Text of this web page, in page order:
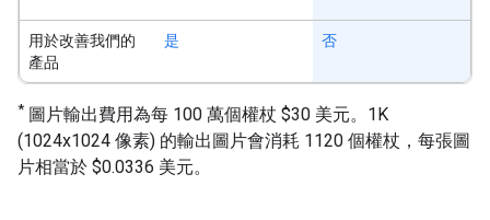
用於改善我們的
產品
是 否
* 圖片輸出費用為每 100 萬個權杖 $30 美元。1K
(1024x1024 像素) 的輸出圖片會消耗 1120 個權杖，每張圖
片相當於 $0.0336 美元。